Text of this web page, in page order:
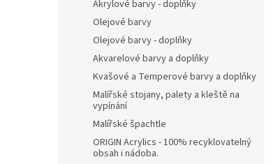
Akrylové barvy - doplňky
Olejové barvy
Olejové barvy - doplňky
Akvarelové barvy a doplňky
Kvašové a Temperové barvy a doplňky
Malířské stojany, palety a kleště na
vypínání
Malířské špachtle
ORIGIN Acrylics - 100% recyklovatelný
obsah i nádoba.